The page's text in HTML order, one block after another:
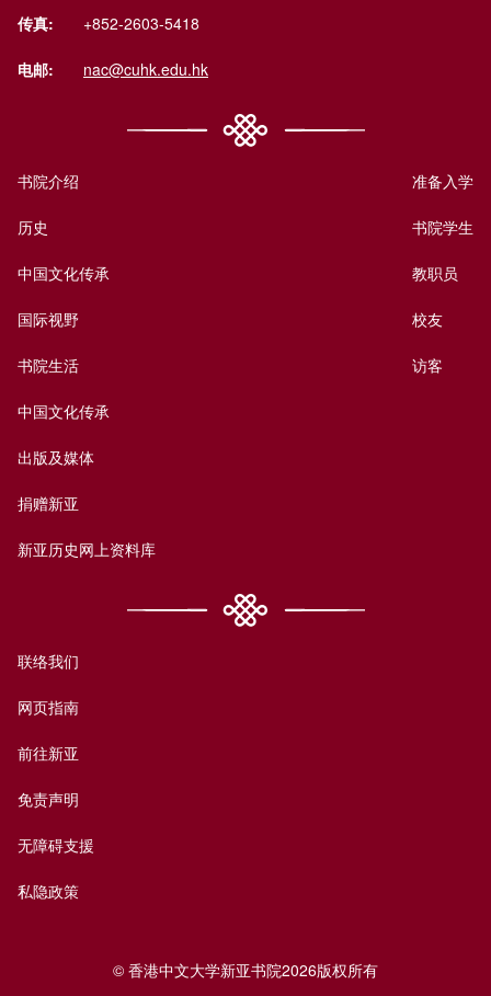
传真: +852-2603-5418
电邮: nac@cuhk.edu.hk
书院介绍
历史
中国文化传承
国际视野
书院生活
中国文化传承
出版及媒体
捐赠新亚
新亚历史网上资料库
准备入学
书院学生
教职员
校友
访客
联络我们
网页指南
前往新亚
免责声明
无障碍支援
私隐政策
© 香港中文大学新亚书院2026版权所有